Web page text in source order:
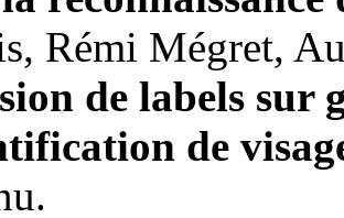
Rémi Mégret,
de labels sur
de